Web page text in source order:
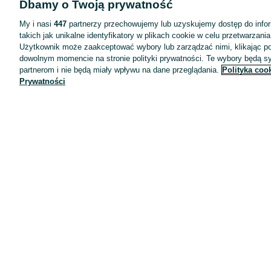
Wyróżnione ogłoszenia
Oferta dla firm
Blog
Regulamin
Polityka prywatności
Dbamy o Twoją prywatność
My i nasi 447 partnerzy przechowujemy lub uzyskujemy dostęp do
takich jak unikalne identyfikatory w plikach cookie w celu
Użytkownik może zaakceptować wybory lub zarządzać nimi, klikając
dowolnym momencie na stronie polityki prywatności. Te wybory będą
partnerom i nie będą miały wpływu na dane przeglądania. Polityka
Prywatności